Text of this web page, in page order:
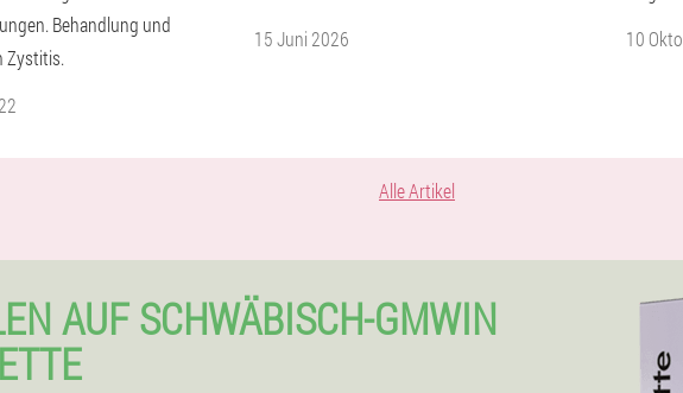
Behandlung und
Zystitis.
15 Juni 2026
10
Alle Artikel
AUF SCHWÄBISCH-GMWIN